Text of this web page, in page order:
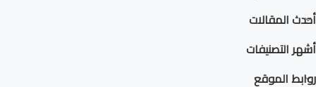
أحدث المقالات
أشهر التصنيفات
روابط الموقع